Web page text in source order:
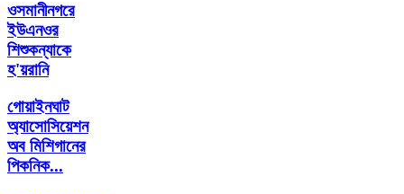
ওসমানীনগরে
ইউএনওর
শিশুকন্যাকে
হ'য়রানি
গোয়াইনঘাট
অ্যাসোসিয়েশন
অব মিশিগানের
পিকনিক...